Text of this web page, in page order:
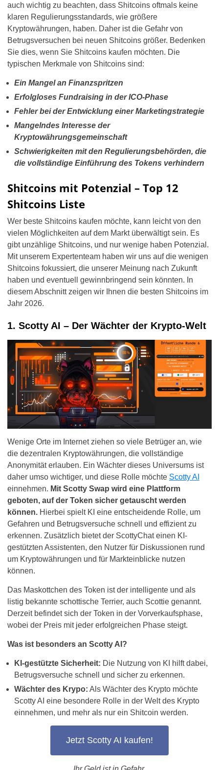
auch wichtig zu beachten, dass Shitcoins oftmals keine
klaren Regulierungsstandards, wie größere
Kryptowährungen, haben. Daher ist die Gefahr von
Betrugsversuchen bei neuen Shitcoins größer. Bedenken
Sie dies, wenn Sie Shitcoins kaufen möchten. Die
typischen Merkmale von Shitcoins sind:
Ein Mangel an Finanzspritzen
Erfolgloses Fundraising in der ICO-Phase
Fehler bei der Entwicklung einer Marketingstrategie
Mangelndes Interesse der
Kryptowährungsgemeinschaft
Schwierigkeiten mit den Regulierungsbehörden, die
die vollständige Einführung des Tokens verhindern
Shitcoins mit Potenzial – Top 12
Shitcoins Liste
Wer beste Shitcoins kaufen möchte, kann leicht von den
vielen Möglichkeiten auf dem Markt überwältigt sein. Es
gibt unzählige Shitcoins, und nur wenige haben Potenzial.
Mit unserem Expertenteam haben wir uns auf die wenigen
Shitcoins fokussiert, die unserer Meinung nach Zukunft
haben und eventuell gewinnbringend sein könnten. In
diesem Abschnitt zeigen wir Ihnen die besten Shitcoins im
Jahr 2026.
1. Scotty AI – Der Wächter der Krypto-Welt
Wenige Orte im Internet ziehen so viele Betrüger an, wie
die dezentralen Kryptowährungen, die vollständige
Anonymität erlauben. Ein Wächter dieses Universums ist
daher umso wichtiger, und diese Rolle möchte Scotty AI
einnehmen. Mit Scotty Swap wird eine Plattform
geboten, auf der Token sicher getauscht werden
können. Hierbei spielt KI eine entscheidende Rolle, um
Gefahren und Betrugsversuche schnell und effizient zu
erkennen. Zusätzlich bietet der ScottyChat einen KI-
gestützten Assistenten, den Nutzer für Diskussionen rund
um Kryptowährungen und für Markteinblicke nutzen
können.
Das Maskottchen des Token ist der intelligente und als
listig bekannte schottische Terrier, auch Scottie genannt.
Derzeit befindet sich der Token in der Vorverkaufsphase,
wobei der Preis mit jeder erfolgreichen Phase steigt.
Was ist besonders an Scotty AI?
KI-gestützte Sicherheit: Die Nutzung von KI hilft dabei,
Betrugsversuche schnell und sicher zu erkennen.
Wächter des Krypo: Als Wächter des Krypto möchte
Scotty AI eine besondere Rolle in der Welt des Krypto
einnehmen, und mehr als nur ein Shitcoin werden.
Jetzt Scotty AI kaufen!